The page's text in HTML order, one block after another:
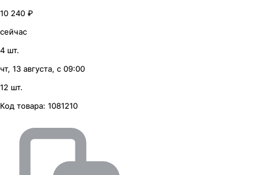
10 240 ₽
сейчас
4 шт.
чт, 13 августа, с 09:00
12 шт.
Код товара: 1081210